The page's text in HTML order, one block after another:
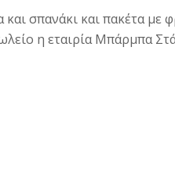
σπανάκι και πακέτα με
η εταιρία Μπάρμπα